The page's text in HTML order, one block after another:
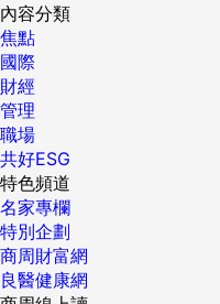
內容分類
焦點
國際
財經
管理
職場
共好ESG
特色頻道
名家專欄
特別企劃
商周財富網
良醫健康網